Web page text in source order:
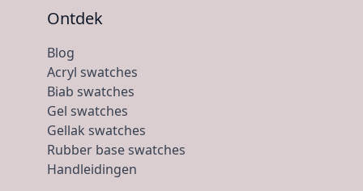
Ontdek
Blog
Acryl swatches
Biab swatches
Gel swatches
Gellak swatches
Rubber base swatches
Handleidingen